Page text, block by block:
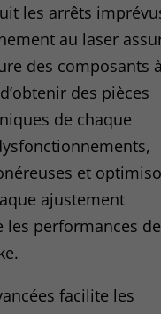
les arrêts
au laser
des composants à
des pièces
de chaque
et
ajustement
performances
facilite les